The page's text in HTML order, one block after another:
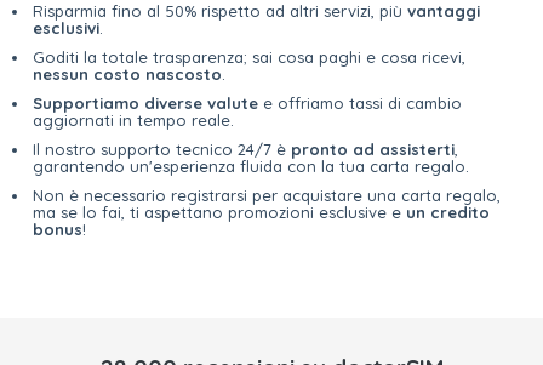
Risparmia fino al 50% rispetto ad altri servizi, più vantaggi
esclusivi
Goditi la totale trasparenza; sai cosa paghi e cosa ricevi,
nessun costo nascosto
Supportiamo diverse valute e offriamo tassi di cambio
aggiornati in tempo reale.
Il nostro supporto tecnico 24/7 è pronto ad assisterti
garantendo un'esperienza fluida con la tua carta regalo.
Non è necessario registrarsi per acquistare una carta regalo,
ma se lo fai, ti aspettano promozioni esclusive e un credito
bonus!